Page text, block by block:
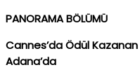
PANORAMA BÖLÜMÜ
Cannes’da Ödül
Adana’da